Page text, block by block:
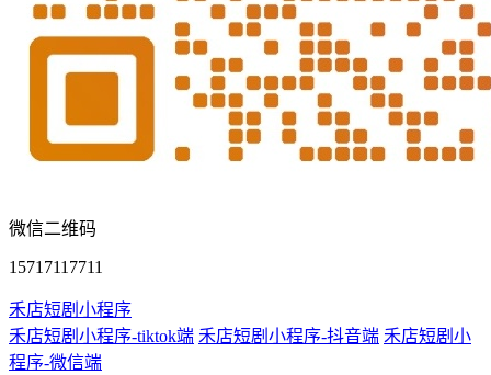
微信二维码
15717117711
禾店短剧小程序
禾店短剧小程序-tiktok端 禾店短剧小程序-抖音端 禾店短剧小
程序-微信端